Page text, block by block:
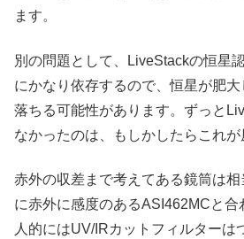
ます。
別の問題として、LiveStackの恒星
にかなり依存するので、恒星が肥
落ちる可能性があります。ずっと
なかったのは、もしかしたらこれが
赤外の収差まで考えてある鏡筒は
に赤外に感度のあるASI462MCと合
人的にはUV/IRカットフィルターは